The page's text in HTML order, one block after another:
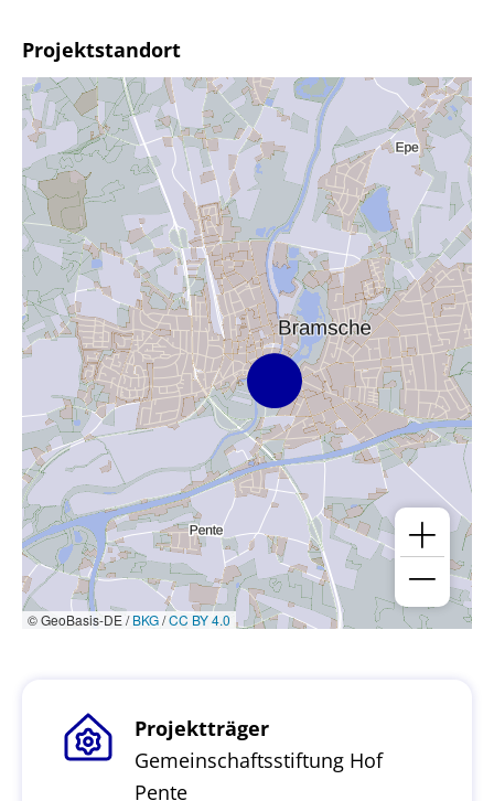
Projektstandort
© GeoBasis-DE /BKG/CC BY 4.0
Projektträger
Gemeinschaftsstiftung Hof
Pente